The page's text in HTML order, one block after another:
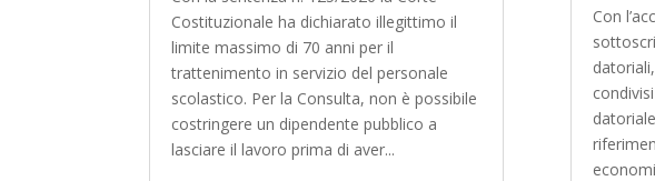
Costituzionale ha dichiarato illegittimo il
limite massimo di 70 anni per il
trattenimento in servizio del personale
scolastico. Per la Consulta, non è possibile
costringere un dipendente pubblico a
lasciare il lavoro prima di aver...
Con